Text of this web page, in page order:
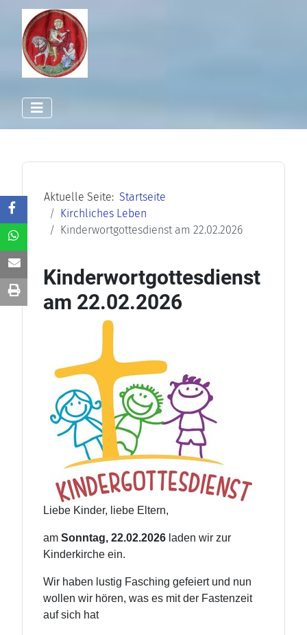
Aktuelle Seite: Startseite
Kirchliches Leben
Kinderwortgottesdienst am 22.02.2026
Kinderwortgottesdienst
am 22.02.2026
Liebe Kinder, liebe Eltern,
am Sonntag, 22.02.2026 laden wir zur
Kinderkirche ein.
Wir haben lustig Fasching gefeiert und nun
wollen wir hören, was es mit der Fastenzeit
auf sich hat